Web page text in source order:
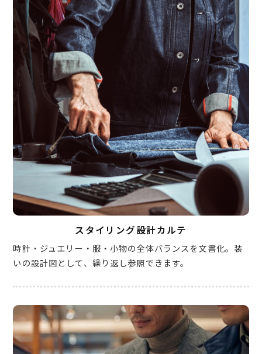
スタイリング設計カルテ
時計・ジュエリー・服・小物の全体バランスを文書化。装
いの設計図として、繰り返し参照できます。